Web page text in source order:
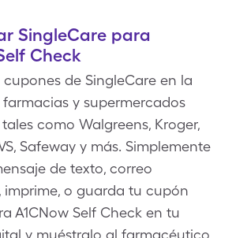
SingleCare para
Check
de SingleCare en la
y supermercados
como Walgreens, Kroger,
Safeway y más. Simplemente
de texto, correo
imprime, o guarda tu cupón
A1CNow Self Check en tu
y muéstralo al farmacéutico